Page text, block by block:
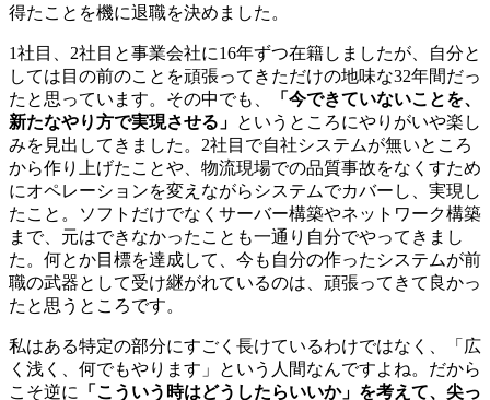
得たことを機に退職を決めました。
1社目、2社目と事業会社に16年ずつ在籍しましたが、自分と
しては目の前のことを頑張ってきただけの地味な32年間だっ
たと思っています。その中でも、
「今できていないことを、
新たなやり方で実現させる」 というところにやりがいや楽し
みを見出してきました。2社目で自社システムが無いところ
から作り上げたことや、物流現場での品質事故をなくすため
にオペレーションを変えながらシステムでカバーし、実現し
たこと。ソフトだけでなくサーバー構築やネットワーク構築
まで、元はできなかったことも一通り自分でやってきまし
た。何とか目標を達成して、今も自分の作ったシステムが前
職の武器として受け継がれているのは、頑張ってきて良かっ
たと思うところです。
私はある特定の部分にすごく長けているわけではなく、「広
く浅く、何でもやります」という人間なんですよね。だから
こそ逆に
「こういう時はどうしたらいいか」を考えて、尖っ